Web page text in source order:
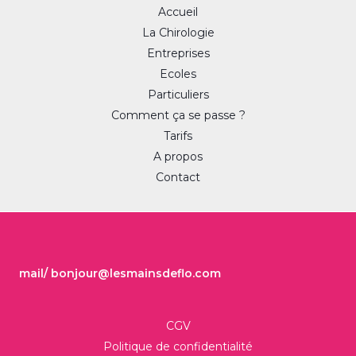
m
Accueil
La Chirologie
Entreprises
Ecoles
Particuliers
Comment ça se passe ?
Tarifs
A propos
Contact
mail/ bonjour@lesmainsdeflo.com
CGV
Politique de confidentialité